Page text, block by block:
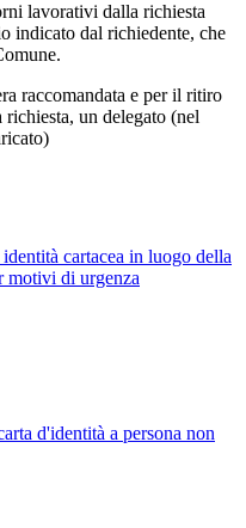
lavorativi dalla richiesta
indicato dal richiedente, che
raccomandata e per il ritiro
un delegato (nel
cartacea in luogo della
motivi di urgenza
d'identità a persona non